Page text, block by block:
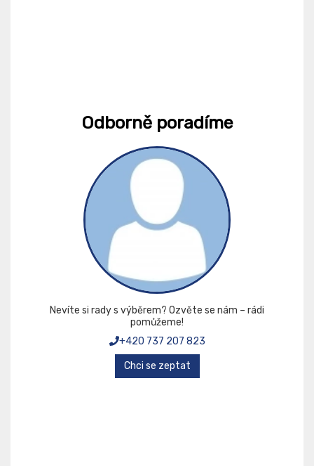
Odborně poradíme
Nevíte si rady s výběrem? Ozvěte se nám – rádi
pomůžeme!
+420 737 207 823
Chci se zeptat